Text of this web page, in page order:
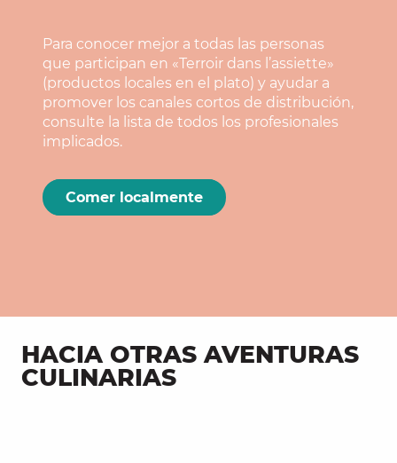
Para conocer mejor a todas las personas
que participan en «Terroir dans l’assiette»
(productos locales en el plato) y ayudar a
promover los canales cortos de distribución,
consulte la lista de todos los profesionales
implicados.
Comer localmente
HACIA OTRAS AVENTURAS
CULINARIAS